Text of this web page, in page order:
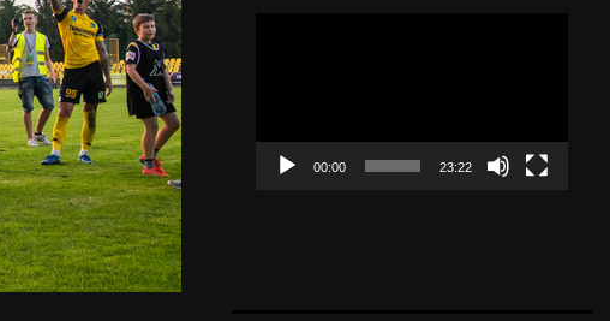
00:00 23:22